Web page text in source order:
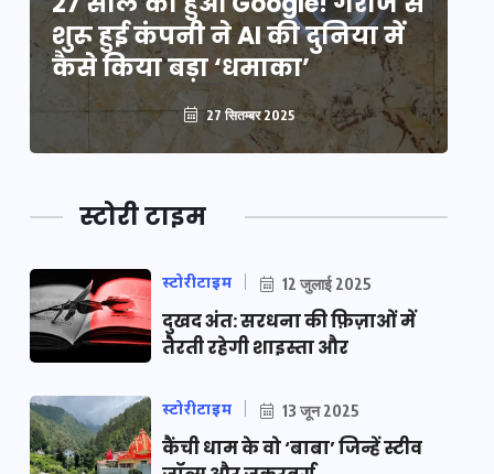
शुरू हुई कंपनी ने AI की दुनिया में
कैसे किया बड़ा ‘धमाका’
27 सितम्बर 2025
स्टोरी टाइम
स्टोरीटाइम 12 जुलाई 2025
दुखद अंत: सरधना की फ़िज़ाओं में
तैरती रहेगी शाइस्ता और
स्टोरीटाइम 13 जून 2025
कैंची धाम के वो ‘बाबा’ जिन्हें स्टीव